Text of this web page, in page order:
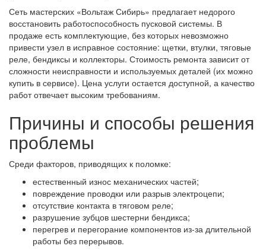
Сеть мастерских «Вольтаж Сибирь» предлагает недорого
восстановить работоспособность пусковой системы. В
продаже есть комплектующие, без которых невозможно
привести узел в исправное состояние: щетки, втулки, тяговые
реле, бендиксы и коллекторы. Стоимость ремонта зависит от
сложности неисправности и используемых деталей (их можно
купить в сервисе). Цена услуги остается доступной, а качество
работ отвечает высоким требованиям.
Причины и способы решения
проблемы
Среди факторов, приводящих к поломке:
естественный износ механических частей;
повреждение проводки или разрыв электроцепи;
отсутствие контакта в тяговом реле;
разрушение зубцов шестерни бендикса;
перегрев и перегорание компонентов из-за длительной
работы без перерывов.